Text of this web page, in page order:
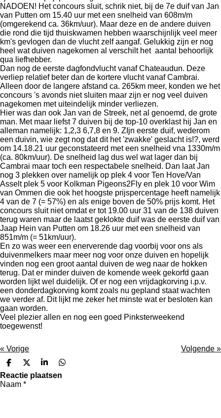
NADOEN! Het concours sluit, schrik niet, bij de 7e duif van Jan
van Putten om 15.40 uur met een snelheid van 608m/m
(omgerekend ca. 36km/uur). Maar deze en de andere duiven
die rond die tijd thuiskwamen hebben waarschijnlijk veel meer
km's gevlogen dan de vlucht zelf aangaf. Gelukkig zijn er nog
heel wat duiven nagekomen al verschilt het aantal behoorlijk
qua liefhebber.
Dan nog de eerste dagfondvlucht vanaf Chateaudun. Deze
verliep relatief beter dan de kortere vlucht vanaf Cambrai.
Alleen door de langere afstand ca. 265km meer, konden we het
concours 's avonds niet sluiten maar zijn er nog veel duiven
nagekomen met uiteindelijk minder verliezen.
Hier was dan ook Jan van de Streek, net al genoemd, de grote
man. Met maar liefst 7 duiven bij de top-10 overklast hij Jan en
alleman namelijk: 1,2,3 6,7,8 en 9. ZIjn eerste duif, wederom
een duivin, wie zegt nog dat dit het 'zwakke' geslacht is!?, werd
om 14.18.21 uur geconstateerd met een snelheid vna 1330m/m
(ca. 80km/uur). De snelheid lag dus wel wat lager dan bij
Cambrai maar toch een respectabele snelheid. Dan laat Jan
nog 3 plekken over namelijk op plek 4 voor Ten Hove/Van
Asselt plek 5 voor Kolkman Pigeons2Fly en plek 10 voor Wim
van Ommen die ook het hoogste prijspercentage heeft namelijk
4 van de 7 (= 57%) en als enige boven de 50% prijs komt. Het
concours sluit niet omdat er tot 19.00 uur 31 van de 138 duiven
terug waren maar de laatst geklokte duif was de eerste duif van
Jaap Hein van Putten om 18.26 uur met een snelheid van
851m/m (= 51km/uur).
En zo was weer een enerverende dag voorbij voor ons als
duivenmelkers maar meer nog voor onze duiven en hopelijk
vinden nog een groot aantal duiven de weg naar de hokken
terug. Dat er minder duiven de komende week gekorfd gaan
worden lijkt wel duidelijk. Of er nog een vrijdagkorving i.p.v.
een donderdagkorving komt zoals nu gepland staat wachten
we verder af. Dit lijkt me zeker het minste wat er besloten kan
gaan worden.
Veel plezier allen en nog een goed Pinksterweekend
toegewenst!
« Vorige Volgende »
D
e
l
e
D
e
e
S
h
D
e
Reactie plaatsen
Naam *